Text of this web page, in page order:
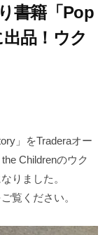
書籍「Pop
品！ウク
」をTraderaオー
Childrenのウク
りました。
覧ください。